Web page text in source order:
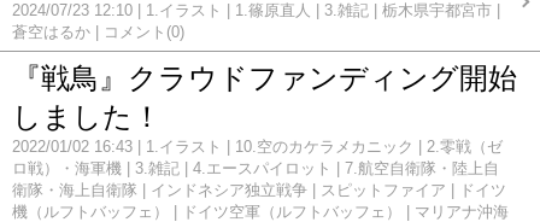
2024/07/23 12:10 1.イラスト 1.篠原直人 3.雑記
栃木県宇都宮市
蒼空はるか
コメント(0)
『戦鳥』クラウドファンディング開始
しました！
2022/01/02 16:43 1.イラスト 10.空のカケラメカニック
2.零戦（ゼ
ロ戦）・海軍機
3.雑記 4.エースパイロット
7.航空自衛隊・陸上自
衛隊・海上自衛隊
インドネシア独立戦争 スピットファイア
ドイツ
機（ルフトバッフェ）
ドイツ空軍（ルフトバッフェ）
マリアナ沖海